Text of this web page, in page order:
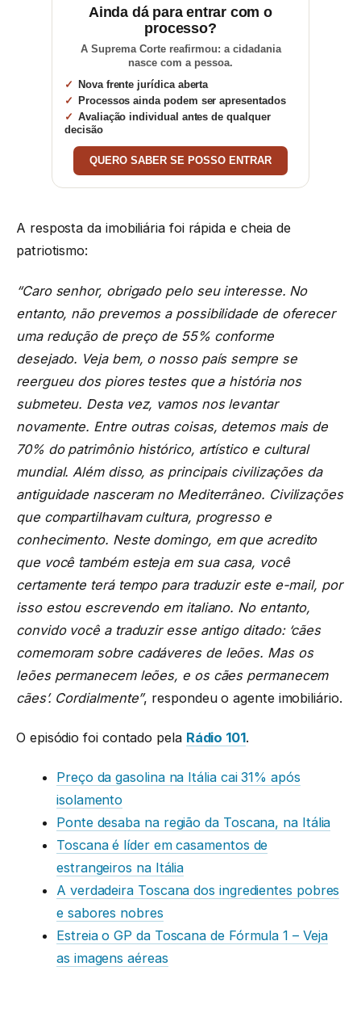
Ainda dá para entrar com o
processo?
A Suprema Corte reafirmou: a cidadania
nasce com a pessoa.
Nova frente jurídica aberta
Processos ainda podem ser apresentados
Avaliação individual antes de qualquer
decisão
QUERO SABER SE POSSO ENTRAR
A resposta da imobiliária foi rápida e cheia de
patriotismo:
“Caro senhor, obrigado pelo seu interesse. No
entanto, não prevemos a possibilidade de oferecer
uma redução de preço de 55% conforme
desejado. Veja bem, o nosso país sempre se
reergueu dos piores testes que a história nos
submeteu. Desta vez, vamos nos levantar
novamente. Entre outras coisas, detemos mais de
70% do patrimônio histórico, artístico e cultural
mundial. Além disso, as principais civilizações da
antiguidade nasceram no Mediterrâneo. Civilizações
que compartilhavam cultura, progresso e
conhecimento. Neste domingo, em que acredito
que você também esteja em sua casa, você
certamente terá tempo para traduzir este e-mail, por
isso estou escrevendo em italiano. No entanto,
convido você a traduzir esse antigo ditado: ‘cães
comemoram sobre cadáveres de leões. Mas os
leões permanecem leões, e os cães permanecem
cães’. Cordialmente”, respondeu o agente imobiliário.
O episódio foi contado pela Rádio 101.
Preço da gasolina na Itália cai 31% após
isolamento
Ponte desaba na região da Toscana, na Itália
Toscana é líder em casamentos de
estrangeiros na Itália
A verdadeira Toscana dos ingredientes pobres
e sabores nobres
Estreia o GP da Toscana de Fórmula 1 – Veja
as imagens aéreas